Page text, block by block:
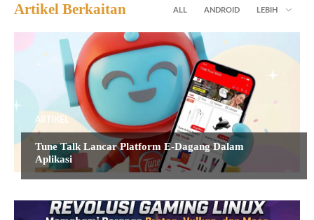
Artikel Berkaitan ALL ANDROID LEBIH
ARTIKEL
Tune Talk Lancar Platform E-Dagang Dalam
Aplikasi